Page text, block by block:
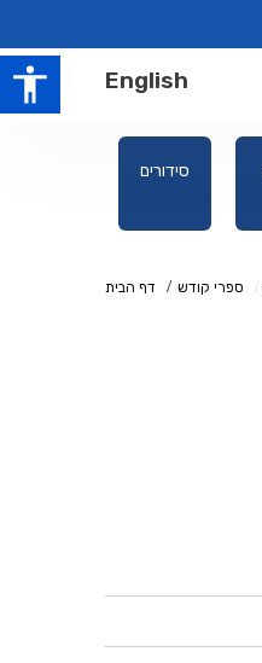
English
סידורים
דף הבית ספרי קודש